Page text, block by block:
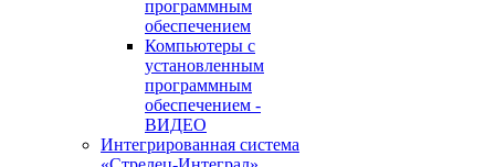
программным
обеспечением
Компьютеры с
установленным
программным
обеспечением -
ВИДЕО
Интегрированная система